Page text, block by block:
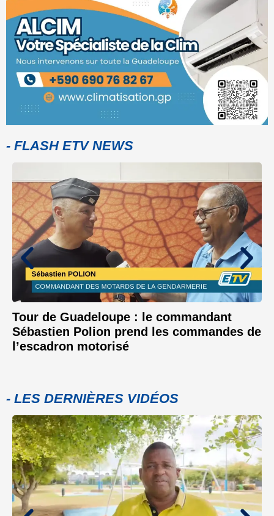
- FLASH ETV NEWS
Tour de Guadeloupe : le commandant
Sébastien Polion prend les commandes de
l’escadron motorisé
- LES DERNIÈRES VIDÉOS